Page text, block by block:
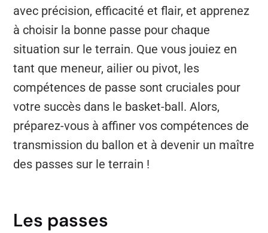
avec précision, efficacité et flair, et apprenez
à choisir la bonne passe pour chaque
situation sur le terrain. Que vous jouiez en
tant que meneur, ailier ou pivot, les
compétences de passe sont cruciales pour
votre succès dans le basket-ball. Alors,
préparez-vous à affiner vos compétences de
transmission du ballon et à devenir un maître
des passes sur le terrain !
Les passes